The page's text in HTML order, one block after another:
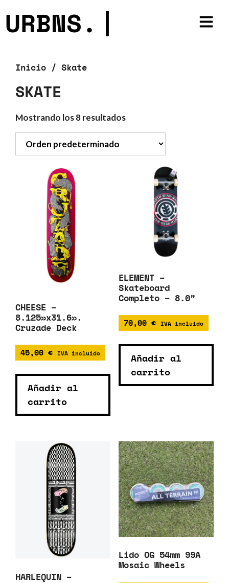
URBNS. |
Inicio / Skate
SKATE
Mostrando los 8 resultados
CHEESE –
8.125»x31.6».
Cruzade Deck
45,00 € IVA incluido
Añadir al
carrito
ELEMENT –
Skateboard
Completo – 8.0″
70,00 € IVA incluido
Añadir al
carrito
HARLEQUIN –
Lido OG 54mm 99A
Mosaic Wheels